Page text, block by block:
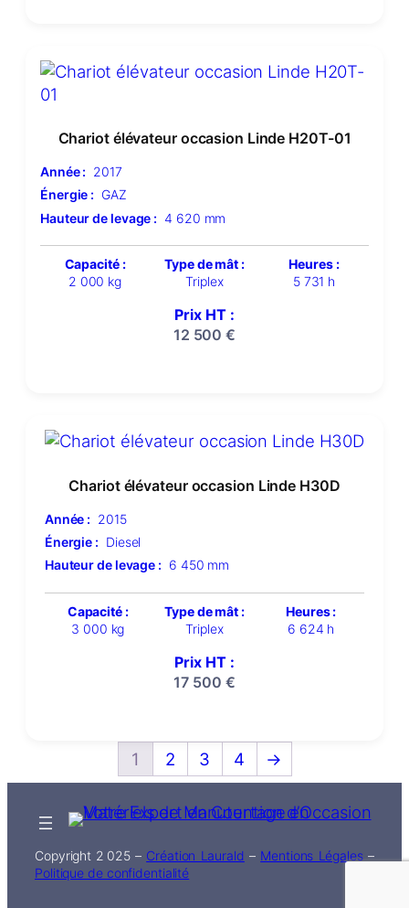
Chariot élévateur occasion Linde H20T-01
Année : 2017
Énergie : GAZ
Hauteur de levage : 4 620 mm
Capacité :
2 000 kg
Type de mât :
Triplex
Heures :
5 731 h
Prix HT :
12 500€
Chariot élévateur occasion Linde H30D
Année : 2015
Énergie : Diesel
Hauteur de levage : 6 450 mm
Capacité :
3 000 kg
Type de mât :
Triplex
Heures :
6 624 h
Prix HT :
17 500 €
1 2 3 4 →
Copyright 2 025 – Création Laurald – Mentions Légales–
Politique de confidentialité